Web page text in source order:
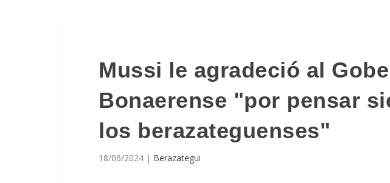
Mussi le agradeció al
Bonaerense "por pensar
los berazateguenses"
18/06/2024 | Berazategui